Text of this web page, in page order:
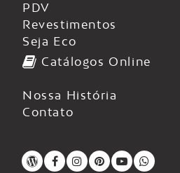
PDV
Revestimentos
Seja Eco
Catálogos Online
Nossa História
Contato